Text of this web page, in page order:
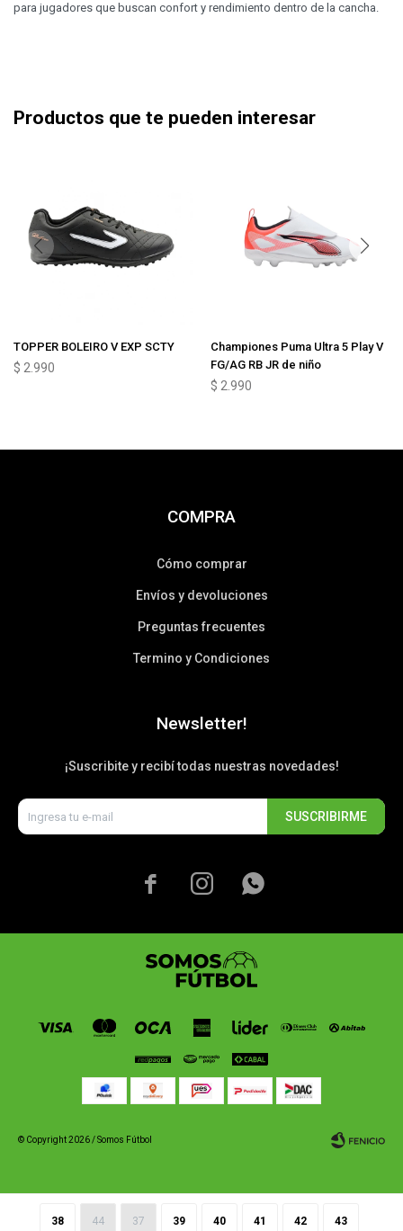
38 44 37 39 40 41 42 43
para jugadores que buscan confort y rendimiento dentro de la cancha.
Productos que te pueden interesar
TOPPER BOLEIRO V EXP SCTY
$ 2.990
Championes Puma Ultra 5 Play V
FG/AG RB JR de niño
$ 2.990
COMPRA
Cómo comprar
Envíos y devoluciones
Preguntas frecuentes
Termino y Condiciones
Newsletter!
¡Suscribite y recibí todas nuestras novedades!
SUSCRIBIRME
  
© Copyright 2026 / Somos Fútbol